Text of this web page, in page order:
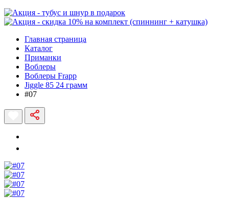
Главная страница
Каталог
Приманки
Воблеры
Воблеры Frapp
Jiggle 85 24 грамм
#07